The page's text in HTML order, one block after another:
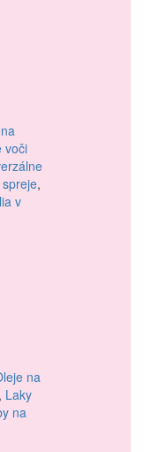
voči
,
v
na
, Laky
na